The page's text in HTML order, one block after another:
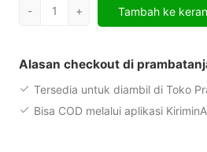
-
Kuantitas
Sepeda
+ Tambah ke
Alasan checkout di
Tersedia untuk diambil di Toko
Bisa COD melalui aplikasi